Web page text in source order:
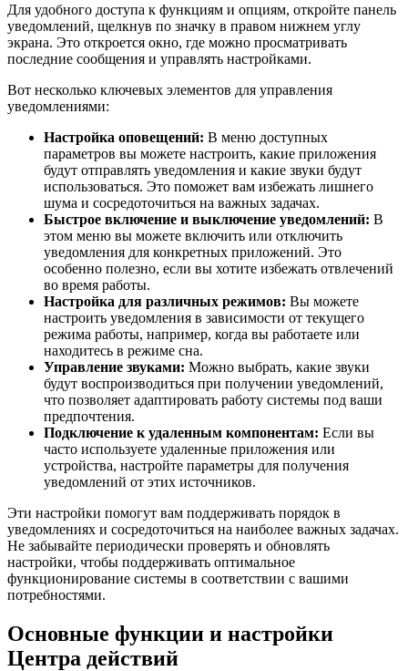
Для удобного доступа к функциям и опциям, откройте панель
уведомлений, щелкнув по значку в правом нижнем углу
экрана. Это откроется окно, где можно просматривать
последние сообщения и управлять настройками.
Вот несколько ключевых элементов для управления
уведомлениями:
Настройка оповещений: В меню доступных
параметров вы можете настроить, какие приложения
будут отправлять уведомления и какие звуки будут
использоваться. Это поможет вам избежать лишнего
шума и сосредоточиться на важных задачах.
Быстрое включение и выключение уведомлений: В
этом меню вы можете включить или отключить
уведомления для конкретных приложений. Это
особенно полезно, если вы хотите избежать отвлечений
во время работы.
Настройка для различных режимов: Вы можете
настроить уведомления в зависимости от текущего
режима работы, например, когда вы работаете или
находитесь в режиме сна.
Управление звуками: Можно выбрать, какие звуки
будут воспроизводиться при получении уведомлений,
что позволяет адаптировать работу системы под ваши
предпочтения.
Подключение к удаленным компонентам: Если вы
часто используете удаленные приложения или
устройства, настройте параметры для получения
уведомлений от этих источников.
Эти настройки помогут вам поддерживать порядок в
уведомлениях и сосредоточиться на наиболее важных задачах.
Не забывайте периодически проверять и обновлять
настройки, чтобы поддерживать оптимальное
функционирование системы в соответствии с вашими
потребностями.
Основные функции и настройки
Центра действий